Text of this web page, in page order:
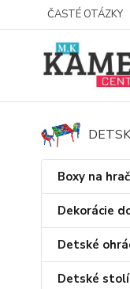
ČASTÉ OTÁZKY
Boxy na
Dekorácie
Detské
Detské